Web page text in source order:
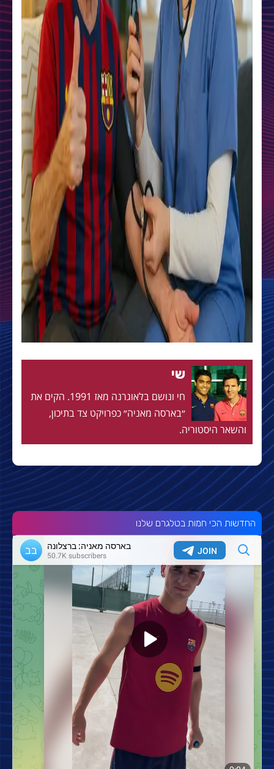
שי
חי ונושם בלאוגרנה מאז 1991. הקים את
״בארסה מאניה״ כפרויקט צד בתיכון,
והשאר היסטוריה.
החדשות הכי חמות בטלגרם שלנו